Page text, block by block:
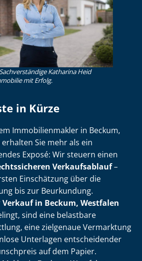
Katharina Heid
mit Erfolg.
in Kürze
Im­mo­bi­li­en­mak­ler in Beckum,
Sie mehr als ein
Exposé: Wir steuern einen
Verkaufsablauf–
Einschätzung über die
bis zur Beurkundung.
Verkauf in Beckum, Westfalen
sind eine belastbare
eine zielgenaue Vermarktung
Unterlagen entscheidender
auf dem Papier.